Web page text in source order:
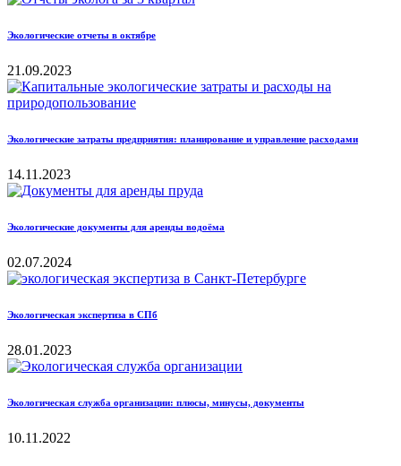
Экологические отчеты в октябре
21.09.2023
Экологические затраты предприятия: планирование и управление расходами
14.11.2023
Экологические документы для аренды водоёма
02.07.2024
Экологическая экспертиза в СПб
28.01.2023
Экологическая служба организации: плюсы, минусы, документы
10.11.2022